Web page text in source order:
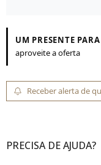
UM PRESENTE
aproveite a oferta
Receber alerta de
PRECISA DE AJUDA?